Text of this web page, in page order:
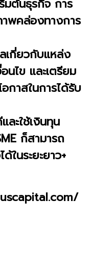
มต้นธุรกิจ การ
พคล่องทางการ
เกี่ยวกับแหล่ง
นไข และเตรียม
กาสในการได้รับ
ละใช้เงินทุน
ก็สามารถ
ในระยะยาว+